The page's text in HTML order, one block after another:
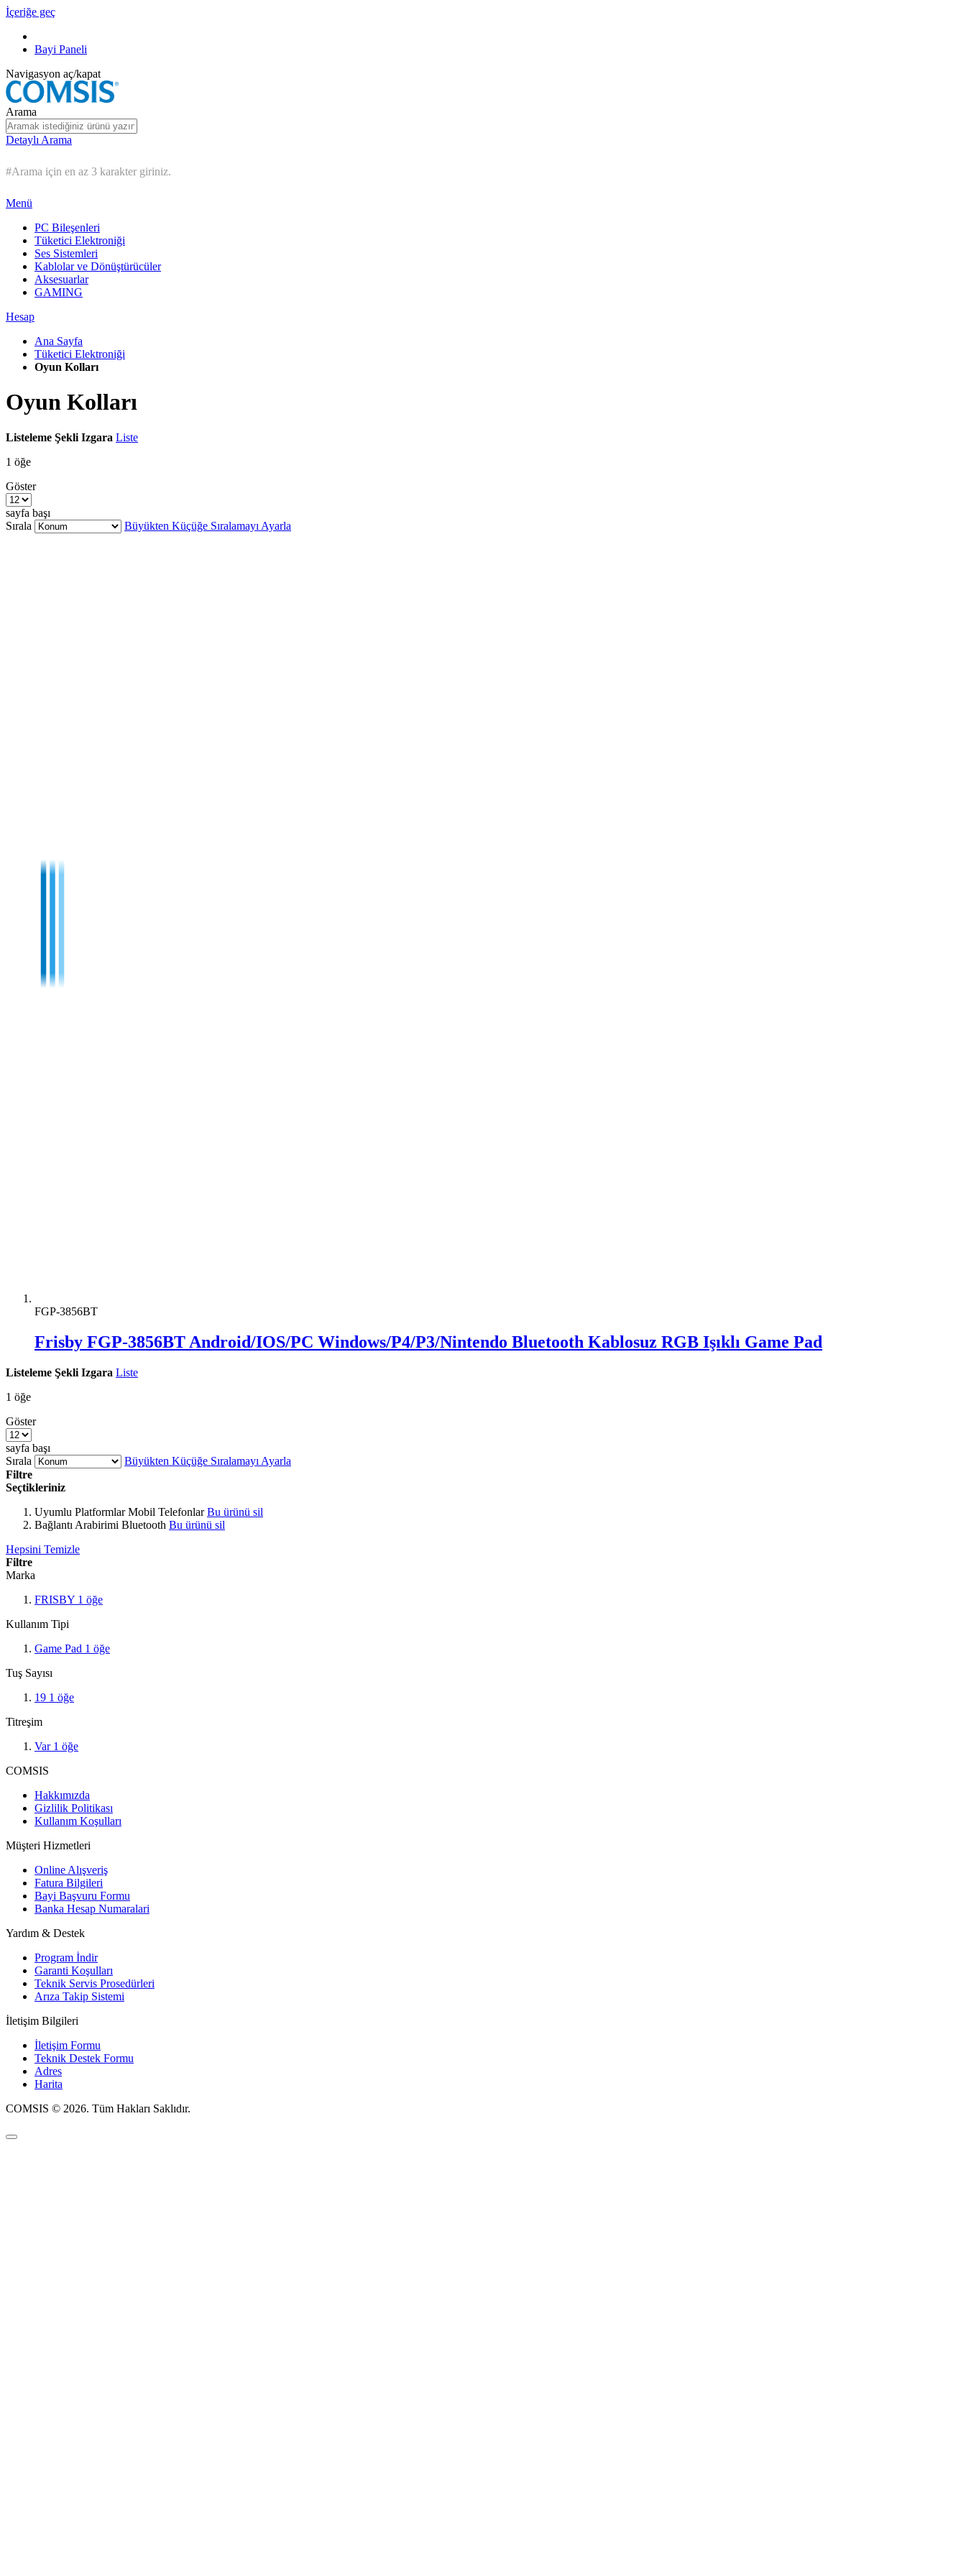
İçeriğe geç
Bayi Paneli
Navigasyon aç/kapat
Arama
Detaylı Arama
#Arama için en az 3 karakter giriniz.
Menü
PC Bileşenleri
Tüketici Elektroniği
Ses Sistemleri
Kablolar ve Dönüştürücüler
Aksesuarlar
GAMING
Hesap
Ana Sayfa
Tüketici Elektroniği
Oyun Kolları
Oyun Kolları
Listeleme Şekli Izgara Liste
1 öğe
Göster
sayfa başı
Sırala
Büyükten Küçüğe Sıralamayı Ayarla
FGP-3856BT
Frisby FGP-3856BT Android/IOS/PC Windows/P4/P3/Nintendo Bluetooth Kablosuz RGB Işıklı Game Pad
Listeleme Şekli Izgara Liste
1 öğe
Göster
sayfa başı
Sırala
Büyükten Küçüğe Sıralamayı Ayarla
Filtre
Seçtikleriniz
Uyumlu Platformlar Mobil Telefonlar Bu ürünü sil
Bağlantı Arabirimi Bluetooth Bu ürünü sil
Hepsini Temizle
Filtre
Marka
FRISBY 1 öğe
Kullanım Tipi
Game Pad 1 öğe
Tuş Sayısı
19 1 öğe
Titreşim
Var 1 öğe
COMSIS
Hakkımızda
Gizlilik Politikası
Kullanım Koşulları
Müşteri Hizmetleri
Online Alışveriş
Fatura Bilgileri
Bayi Başvuru Formu
Banka Hesap Numaralari
Yardım & Destek
Program İndir
Garanti Koşulları
Teknik Servis Prosedürleri
Arıza Takip Sistemi
İletişim Bilgileri
İletişim Formu
Teknik Destek Formu
Adres
Harita
COMSIS © 2026. Tüm Hakları Saklıdır.